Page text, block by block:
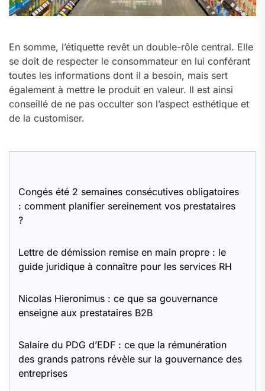
En somme, l’étiquette revêt un double-rôle central. Elle
se doit de respecter le consommateur en lui conférant
toutes les informations dont il a besoin, mais sert
également à mettre le produit en valeur. Il est ainsi
conseillé de ne pas occulter son l’aspect esthétique et
de la customiser.
Congés été 2 semaines consécutives obligatoires
: comment planifier sereinement vos prestataires
?
Lettre de démission remise en main propre : le
guide juridique à connaître pour les services RH
Nicolas Hieronimus : ce que sa gouvernance
enseigne aux prestataires B2B
Salaire du PDG d’EDF : ce que la rémunération
des grands patrons révèle sur la gouvernance des
entreprises